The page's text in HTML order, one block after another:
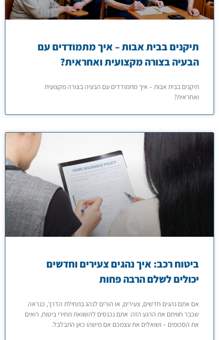
תיקנים בבית אבות – איך מתמודדים עם
הבעיה בצורה מקצועית ואחראית?
תיקנים בבית אבות – איך מתמודדים עם הבעיה בצורה מקצועית
ואחראית?
ביטוח רכב: איך נהגים צעירים וחדשים
יכולים לשלם הרבה פחות
אם אתם נהגים חדשים, צעירים, או הורים לנהג בתחילת הדרך, כנראה
שכבר חוויתם את הרגע הזה: אתם נכנסים להשוואת מחירי ביטוח, רואים
את הסכומים – ושואלים את עצמכם אם מישהו כאן התבלבל.